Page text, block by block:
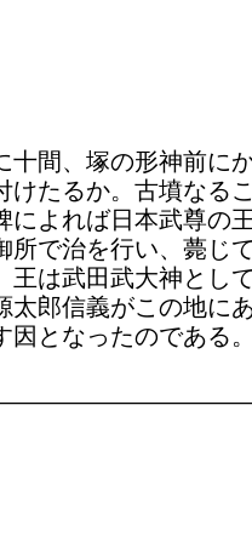
十間、塚の形神前に
けたるか。古墳なる
によれば日本武尊の
所で治を行い、薨じ
王は武田武大神とし
太郎信義がこの地に
因となったのである